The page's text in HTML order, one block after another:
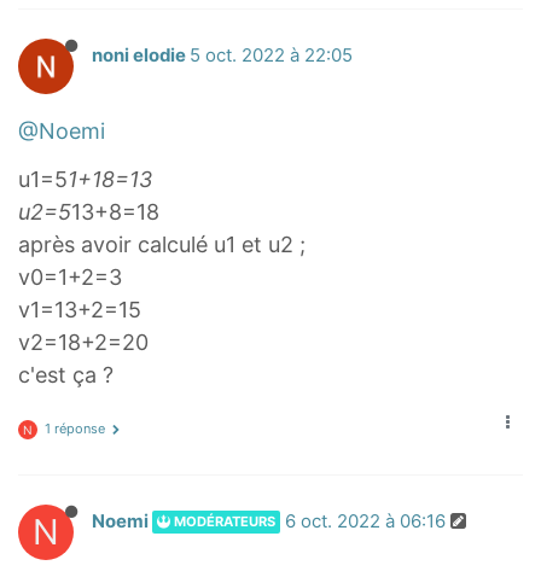
2
v
0
=
u
_
0
+
2
=
_
.
noni elodie 5 oct. 2022 à 22:05
@Noemi
u1=51+18=13
u2=513+8=18
après avoir calculé u1 et u2 ;
v0=1+2=3
v1=13+2=15
v2=18+2=20
c'est ça ?
N 1 réponse
N Noemi MODÉRATEURS 6 oct. 2022 à 06:16